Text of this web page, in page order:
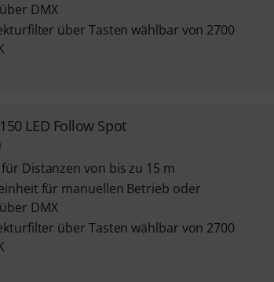
DMX
über Tasten wählbar von 2700
LED Follow Spot
Distanzen von bis zu 15 m
für manuellen Betrieb oder
DMX
über Tasten wählbar von 2700